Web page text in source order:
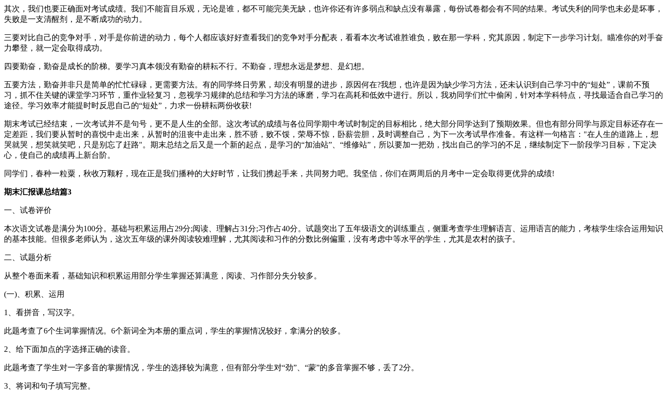
其次，我们也要正确面对考试成绩。我们不能盲目乐观，无论是谁，都不可能完美无缺，也许你还有许多弱点和缺点没有暴露，每份试卷都会有不同的结果。考试失利的同学也未必是坏事，
失败是一支清醒剂，是不断成功的动力。
三要对比自己的竞争对手，对手是你前进的动力，每个人都应该好好查看我们的竞争对手分配表，看看本次考试谁胜谁负，败在那一学科，究其原因，制定下一步学习计划。瞄准你的对手奋
力攀登，就一定会取得成功。
四要勤奋，勤奋是成长的阶梯。要学习真本领没有勤奋的耕耘不行。不勤奋，理想永远是梦想、是幻想。
五要方法，勤奋并非只是简单的忙忙碌碌，更需要方法。有的同学终日劳累，却没有明显的进步，原因何在?我想，也许是因为缺少学习方法，还未认识到自己学习中的“短处”，课前不预
习，抓不住关键的课堂学习环节，重作业轻复习，忽视学习规律的总结和学习方法的琢磨，学习在高耗和低效中进行。所以，我劝同学们忙中偷闲，针对本学科特点，寻找最适合自己学习的
途径。学习效率才能提时时反思自己的“短处”，力求一份耕耘两份收获!
期末考试已经结束，一次考试并不是句号，更不是人生的全部。这次考试的成绩与各位同学期中考试时制定的目标相比，绝大部分同学达到了预期效果。但也有部分同学与原定目标还存在一
定差距，我们要从暂时的喜悦中走出来，从暂时的沮丧中走出来，胜不骄，败不馁，荣辱不惊，卧薪尝胆，及时调整自己，为下一次考试早作准备。有这样一句格言："在人生的道路上，想
哭就哭，想笑就笑吧，只是别忘了赶路"。期末总结之后又是一个新的起点，是学习的“加油站”、“维修站”，所以要加一把劲，找出自己的学习的不足，继续制定下一阶段学习目标，下定决
心，使自己的成绩再上新台阶。
同学们，春种一粒粟，秋收万颗籽，现在正是我们播种的大好时节，让我们携起手来，共同努力吧。我坚信，你们在两周后的月考中一定会取得更优异的成绩!
期末汇报课总结篇3
一、试卷评价
本次语文试卷是满分为100分。基础与积累运用占29分;阅读、理解占31分;习作占40分。试题突出了五年级语文的训练重点，侧重考查学生理解语言、运用语言的能力，考核学生综合运用知识
的基本技能。但很多老师认为，这次五年级的课外阅读较难理解，尤其阅读和习作的分数比例偏重，没有考虑中等水平的学生，尤其是农村的孩子。
二、试题分析
从整个卷面来看，基础知识和积累运用部分学生掌握还算满意，阅读、习作部分失分较多。
(一)、积累、运用
1、看拼音，写汉字。
此题考查了6个生词掌握情况。6个新词全为本册的重点词，学生的掌握情况较好，拿满分的较多。
2、给下面加点的字选择正确的读音。
此题考查了学生对一字多音的掌握情况，学生的选择较为满意，但有部分学生对“劲”、“蒙”的多音掌握不够，丢了2分。
3、将词和句子填写完整。